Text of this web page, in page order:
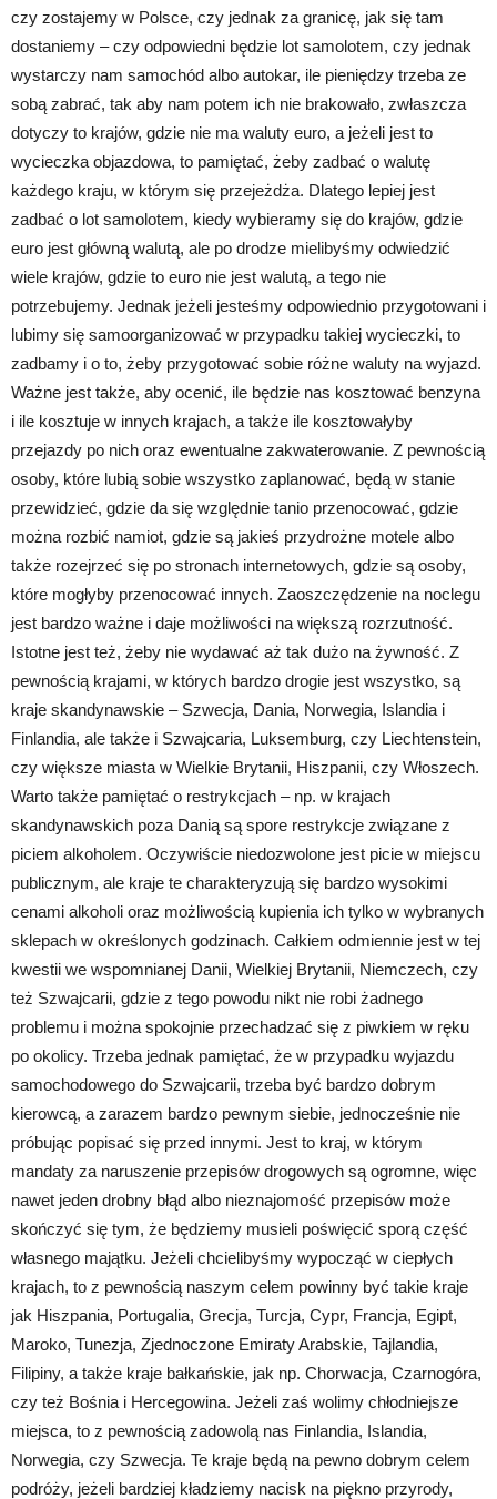
czy zostajemy w Polsce, czy jednak za granicę, jak się tam
dostaniemy – czy odpowiedni będzie lot samolotem, czy jednak
wystarczy nam samochód albo autokar, ile pieniędzy trzeba ze
sobą zabrać, tak aby nam potem ich nie brakowało, zwłaszcza
dotyczy to krajów, gdzie nie ma waluty euro, a jeżeli jest to
wycieczka objazdowa, to pamiętać, żeby zadbać o walutę
każdego kraju, w którym się przejeżdża. Dlatego lepiej jest
zadbać o lot samolotem, kiedy wybieramy się do krajów, gdzie
euro jest główną walutą, ale po drodze mielibyśmy odwiedzić
wiele krajów, gdzie to euro nie jest walutą, a tego nie
potrzebujemy. Jednak jeżeli jesteśmy odpowiednio przygotowani i
lubimy się samoorganizować w przypadku takiej wycieczki, to
zadbamy i o to, żeby przygotować sobie różne waluty na wyjazd.
Ważne jest także, aby ocenić, ile będzie nas kosztować benzyna
i ile kosztuje w innych krajach, a także ile kosztowałyby
przejazdy po nich oraz ewentualne zakwaterowanie. Z pewnością
osoby, które lubią sobie wszystko zaplanować, będą w stanie
przewidzieć, gdzie da się względnie tanio przenocować, gdzie
można rozbić namiot, gdzie są jakieś przydrożne motele albo
także rozejrzeć się po stronach internetowych, gdzie są osoby,
które mogłyby przenocować innych. Zaoszczędzenie na noclegu
jest bardzo ważne i daje możliwości na większą rozrzutność.
Istotne jest też, żeby nie wydawać aż tak dużo na żywność. Z
pewnością krajami, w których bardzo drogie jest wszystko, są
kraje skandynawskie – Szwecja, Dania, Norwegia, Islandia i
Finlandia, ale także i Szwajcaria, Luksemburg, czy Liechtenstein,
czy większe miasta w Wielkie Brytanii, Hiszpanii, czy Włoszech.
Warto także pamiętać o restrykcjach – np. w krajach
skandynawskich poza Danią są spore restrykcje związane z
piciem alkoholem. Oczywiście niedozwolone jest picie w miejscu
publicznym, ale kraje te charakteryzują się bardzo wysokimi
cenami alkoholi oraz możliwością kupienia ich tylko w wybranych
sklepach w określonych godzinach. Całkiem odmiennie jest w tej
kwestii we wspomnianej Danii, Wielkiej Brytanii, Niemczech, czy
też Szwajcarii, gdzie z tego powodu nikt nie robi żadnego
problemu i można spokojnie przechadzać się z piwkiem w ręku
po okolicy. Trzeba jednak pamiętać, że w przypadku wyjazdu
samochodowego do Szwajcarii, trzeba być bardzo dobrym
kierowcą, a zarazem bardzo pewnym siebie, jednocześnie nie
próbując popisać się przed innymi. Jest to kraj, w którym
mandaty za naruszenie przepisów drogowych są ogromne, więc
nawet jeden drobny błąd albo nieznajomość przepisów może
skończyć się tym, że będziemy musieli poświęcić sporą część
własnego majątku. Jeżeli chcielibyśmy wypocząć w ciepłych
krajach, to z pewnością naszym celem powinny być takie kraje
jak Hiszpania, Portugalia, Grecja, Turcja, Cypr, Francja, Egipt,
Maroko, Tunezja, Zjednoczone Emiraty Arabskie, Tajlandia,
Filipiny, a także kraje bałkańskie, jak np. Chorwacja, Czarnogóra,
czy też Bośnia i Hercegowina. Jeżeli zaś wolimy chłodniejsze
miejsca, to z pewnością zadowolą nas Finlandia, Islandia,
Norwegia, czy Szwecja. Te kraje będą na pewno dobrym celem
podróży, jeżeli bardziej kładziemy nacisk na piękno przyrody,